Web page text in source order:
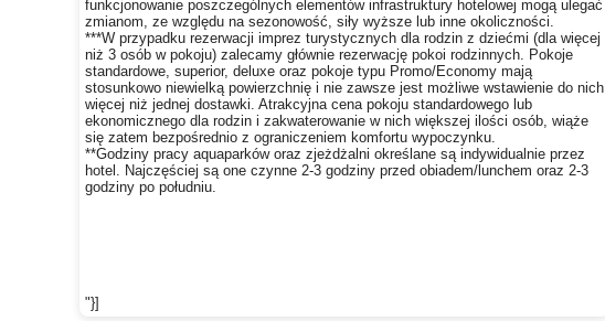
funkcjonowanie poszczególnych elementów infrastruktury hotelowej mogą ulegać
zmianom, ze względu na sezonowość, siły wyższe lub inne okoliczności.
***W przypadku rezerwacji imprez turystycznych dla rodzin z dziećmi (dla więcej
niż 3 osób w pokoju) zalecamy głównie rezerwację pokoi rodzinnych. Pokoje
standardowe, superior, deluxe oraz pokoje typu Promo/Economy mają
stosunkowo niewielką powierzchnię i nie zawsze jest możliwe wstawienie do nich
więcej niż jednej dostawki. Atrakcyjna cena pokoju standardowego lub
ekonomicznego dla rodzin i zakwaterowanie w nich większej ilości osób, wiąże
się zatem bezpośrednio z ograniczeniem komfortu wypoczynku.
**Godziny pracy aquaparków oraz zjeżdżalni określane są indywidualnie przez
hotel. Najczęściej są one czynne 2-3 godziny przed obiadem/lunchem oraz 2-3
godziny po południu.
"}]